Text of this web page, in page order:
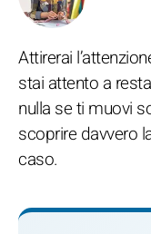
Attirerai
stai attento a
nulla se ti muovi
scoprire davvero
caso.